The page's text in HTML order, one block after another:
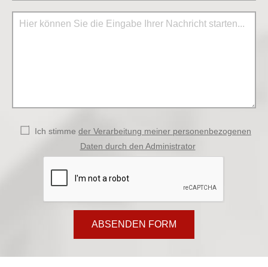
Ich stimme der Verarbeitung meiner personenbezogenen
Daten durch den Administrator
ABSENDEN FORM